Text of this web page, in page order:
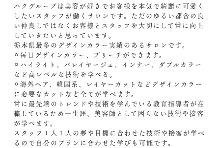
ハクグループは美容が好きでお客様を本気で綺麗に可愛く
したいスタッフが働くサロンです。ただのゆるい都合の良
い仲良しではなくお客様とスタッフを大切にして常に向上
していきたいと思っています。
栃木県最多のデザインカラー実績のあるサロンです。
⚪︎毎日デザインカラー、ブリーチができます。
⚪︎ハイライト、バレイヤージュ、インナー、ダブルカラー
など高レベルな技術を学べる。
⚪︎海外ヘア、韓国系、レイヤーカットなどデザインカラー
に必要なカットなど全てが学べます。
常に最先端のトレンドや技術を学んでいる教育指導者が在
籍しているため一生涯、美容師として困らない技術や接客
が学べます。
スタッフ１人１人の夢や目標に合わせた技術や接客が学べ
るので自分のプランに合わせた学びも可能です。